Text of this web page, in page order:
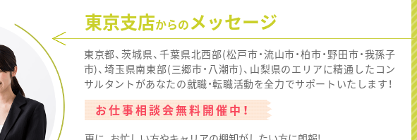
東京支店からのメッセージ
東京都、茨城県、千葉県北西部(松戸市・流山市・柏市・野田市・我孫子
市)、埼玉県南東部(三郷市・八潮市)、山梨県のエリアに精通したコン
サルタントがあなたの就職・転職活動を全力でサポートいたします！
お仕事相談会無料開催中！